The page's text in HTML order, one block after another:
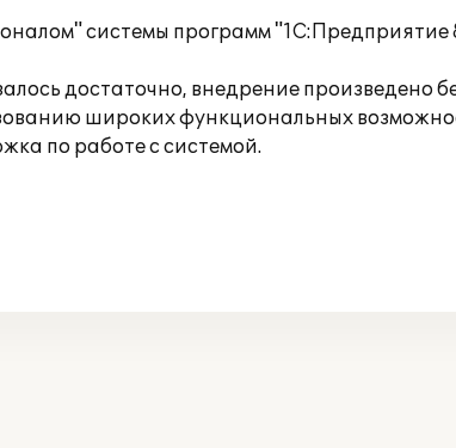
системы программ "1С:Предприятие
достаточно, внедрение произведено
широких функциональных
по работе с системой.